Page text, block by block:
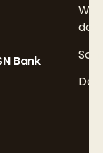
Bank